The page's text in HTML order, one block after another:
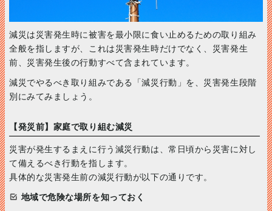
減災は災害発生時に被害を最小限に食い止めるための取り組み
全般を指しますが、これは災害発生時だけでなく、災害発生
前、災害発生後の行動すべて含まれています。
減災でやるべき取り組みである「減災行動」を、災害発生段階
別にみてみましょう。
【発災前】家庭で取り組む減災
災害が発生するまえに行う減災行動は、常日頃から災害に対し
て備えるべき行動を指します。
具体的な災害発生前の減災行動が以下の通りです。
地域で危険な場所を知っておく